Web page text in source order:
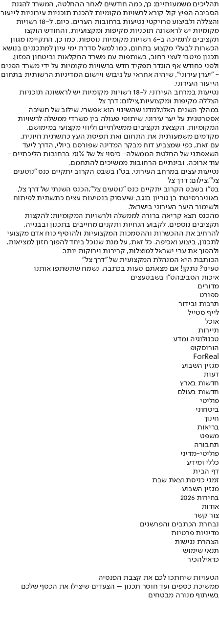
תהליכים משמעותיים: כך, כמה חודשים לאחר ההחלטה, המשרד להגנת
הסביבה הפיץ קול קורא לרשויות מקומיות להכנת תוכניות עירוניות לייעור
והצללה ולביצוע פרויקטי נטיעות ברחובות הערים
. כיום, ל-18 רשויות
מקומיות יש לראשונה תוכניות מקיפות ומקצועיות, והחודש הוקצו
תקציבים לתמיכה ב-6 רשויות מקומיות נוספות. כמו כן, התקיימו מגוון
הכשרות לבעלי מקצוע בתחום, כמו למשל סדרת ימי עיון למתכננים בנושא
תכנון מיטבי לעצי רחוב, בשותפות עם משרד החקלאות וביטחון המזון,
ולפני כחודש אף הוגדר תפקיד חדש ברשויות מקומיות על ידי משרד הפנים
- "יערן עירוני", שיהיה אחראי על גיבוש ויישום המדיניות הרשותית בתחום
הייעור העירוני.
נטיעות במרחב העירוני. ל-18 רשויות מקומיות יש לראשונה תוכניות
הצללה מקיפות ומקצועיות,צילום: דרך צל
במהלך השנים האלו,למדנו שהשינוי הוא אפשרי. שילוב של חשיבה
אסטרטגית על יער עירוני, שיתופי פעולה בין משרדי ממשלה לרשויות
המקומיות, הקצאת תקציבים ממשלתיים וליווי מקצועי במימושם,
מקדמים משמעותית את התחום ואת תפיסת העץ כתשתית חיונית.
עם זאת, כפי שמצביע דוח מבקר המדינה שפורסם ביולי, הדרך ליעד
השאפתני של החלטת הממשלה- כיסוי צל של 70% ברחובות הליכתיים -
עוד ארוכה, ובינתיים הרחובות ממשיכים להתחמם.
נטיעות עצים במרחב העירוני. בט"ו בשבט הקרוב יתקיים כנס "נוטעים
צל",צילום: דרך צל
בט"ו בשבט הקרוב יתקיים כנס "נוטעים צל",הכנס השנתי של דרך צל,
באוניברסיטת בן גוריון בנגב, שיעסוק בנטיעות עצים כתשתית לפיתוח
ולשימור היער העירוני בישראל.
מהכנס תצא קריאה ברורה לממשלה ולרשויות המקומיות: להקצות
תקציבים נוספים, לקבוע הנחיות ותקנים מחייבים בתכנון ובבנייה,
להרחיב את ההכשרות וההסמכות המקצועיות ולהוסיף כוח אדם מקצועי
לתכנון, ביצוע ואכיפה. כל זאת, על מנת שנוכל ביחד להפוך חזון למציאות,
ולהפוך את ערי ישראל למוצלות, קרירות וירוקות יותר.
הכותבת היא המנהלת המקצועית של "דרך צל"
טעינו? נתקן! אם מצאתם טעות בכתבה, נשמח שתשתפו אותנו
איכות הסביבהט"ו בשבטעצים
מדורים
ספורט
תרבות ובידור
לייף סטייל
אוכל
תיירות
טכנולוגיה ומדע
הורוסקופ
ForReal
מגזין השבוע
דעות
חדשות בארץ
חדשות בעולם
פוליטי
ביטחוני
חינוך
בריאות
משפט
תחבורה
פוליטי-מדיני
כללי ומידע
דף הבית
זמני כניסת וצאת שבת
מגזין השבוע
בחירות 2026
אודות
צור קשר
נבחרת הכתבים והפרשנים
מדיניות פרטיות
הצהרת נגישות
תנאי שימוש
כדאילהכיר
הטעויות שיחתכו לכם את קצבת הפנסיה
ממשיכת כספים ועד חוסר תכנון – הצעדים שיצילו את הכסף שלכם
בשיתוף מנורה מבטחים